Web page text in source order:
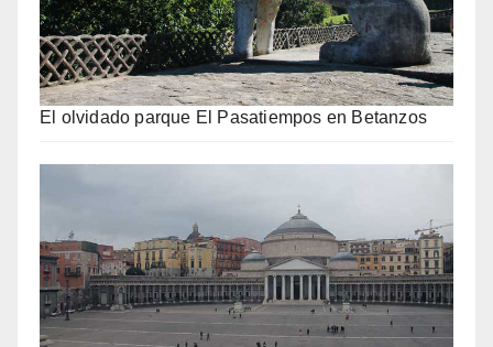
El olvidado parque El Pasatiempos en Betanzos